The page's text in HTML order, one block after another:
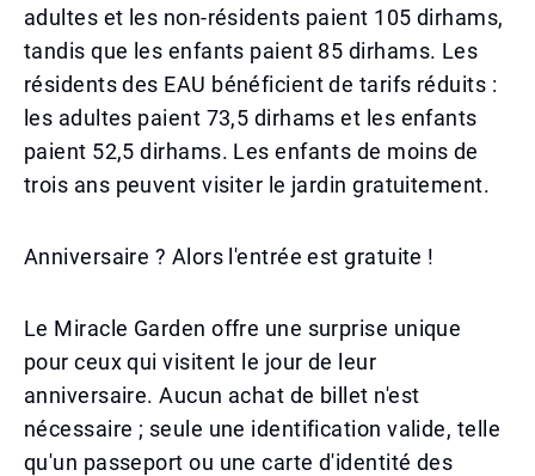
adultes et les non-résidents paient 105 dirhams,
tandis que les enfants paient 85 dirhams. Les
résidents des EAU bénéficient de tarifs réduits :
les adultes paient 73,5 dirhams et les enfants
paient 52,5 dirhams. Les enfants de moins de
trois ans peuvent visiter le jardin gratuitement.
Anniversaire ? Alors l'entrée est gratuite !
Le Miracle Garden offre une surprise unique
pour ceux qui visitent le jour de leur
anniversaire. Aucun achat de billet n'est
nécessaire ; seule une identification valide, telle
qu'un passeport ou une carte d'identité des